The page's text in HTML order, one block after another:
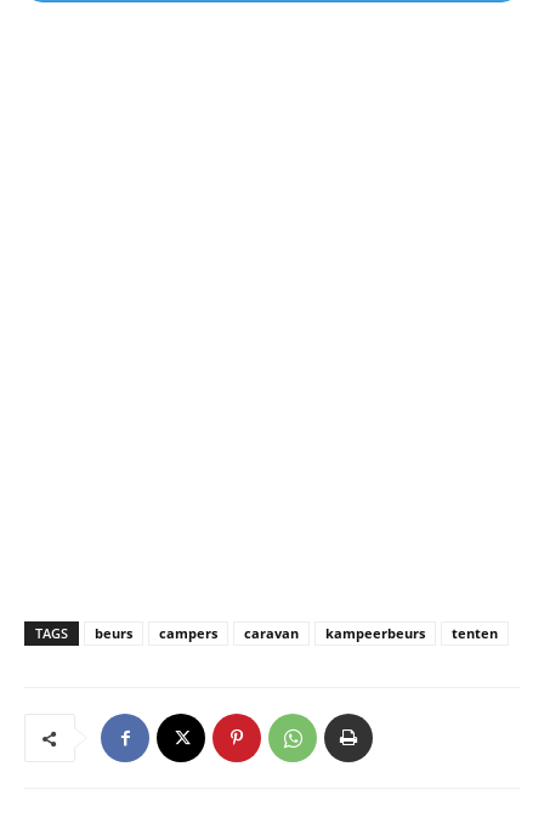
TAGS beurs campers caravan kampeerbeurs tenten